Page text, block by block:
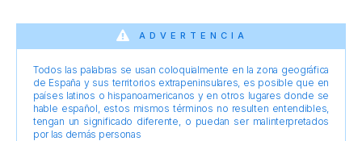
ADVERTENCIA
Todos las palabras se usan coloquialmente en la zona geográfica
de España y sus territorios extrapeninsulares, es posible que en
países latinos o hispanoamericanos y en otros lugares donde se
hable español, estos mismos términos no resulten entendibles,
tengan un significado diferente, o puedan ser malinterpretados
por las demás personas